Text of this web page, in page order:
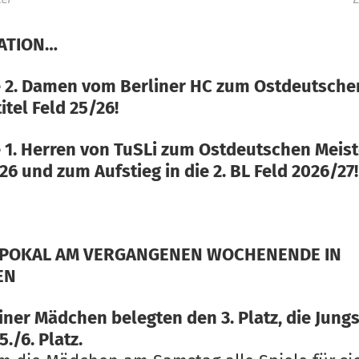
Damen vom Berliner HC zum
Feld 25/26!
Herren von TuSLi zum Ostdeutschen
und zum Aufstieg in die 2. BL Feld 2026/27!
AM VERGANGENEN WOCHENENDE IN
Mädchen belegten den 3. Platz, die
6. Platz.